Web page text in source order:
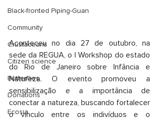
Black-fronted Piping-Guan
Community
Crustaceans
Citizen science
Butterflies
Donations
Ecosia
Aconteceu no dia 27 de outubro, na
sede da REGUA, o I Workshop do estado
do Rio de Janeiro sobre Infância e
Natureza. O evento promoveu a
sensibilização e a importância de
conectar a natureza, buscando fortalecer
o vínculo entre os indivíduos e o